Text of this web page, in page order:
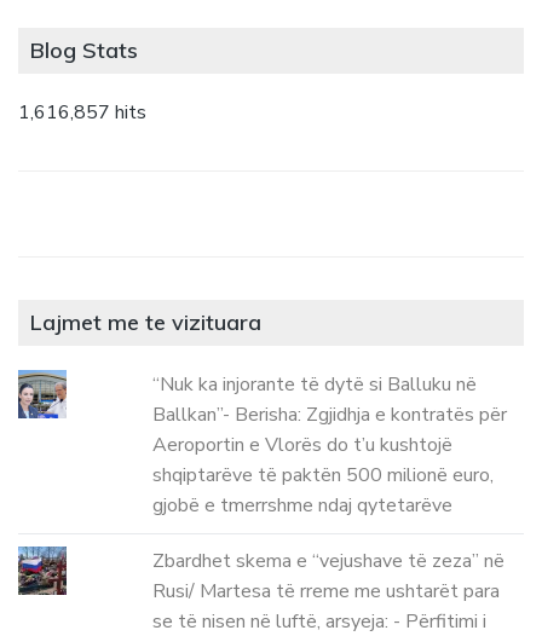
Blog Stats
1,616,857 hits
Lajmet me te vizituara
“Nuk ka injorante të dytë si Balluku në
Ballkan”- Berisha: Zgjidhja e kontratës për
Aeroportin e Vlorës do t’u kushtojë
shqiptarëve të paktën 500 milionë euro,
gjobë e tmerrshme ndaj qytetarëve
Zbardhet skema e “vejushave të zeza” në
Rusi/ Martesa të rreme me ushtarët para
se të nisen në luftë, arsyeja: - Përfitimi i